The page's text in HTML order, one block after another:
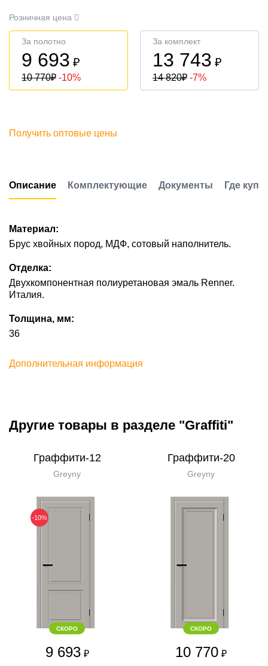
Розничная цена
За полотно
9 693 ₽
10 770₽ -10%
За комплект
13 743 ₽
14 820₽ -7%
Получить оптовые цены
Описание Комплектующие Документы Где
Материал:
Брус хвойных пород, МДФ, сотовый наполнитель.
Отделка:
Двухкомпонентная полиуретановая эмаль Renner.
Италия.
Толщина, мм:
36
Дополнительная информация
Другие товары в разделе "Graffiti"
Граффити-12
Greyny
-10%
СКОРО
9 693 ₽
Граффити-20
Greyny
СКОРО
10 770 ₽